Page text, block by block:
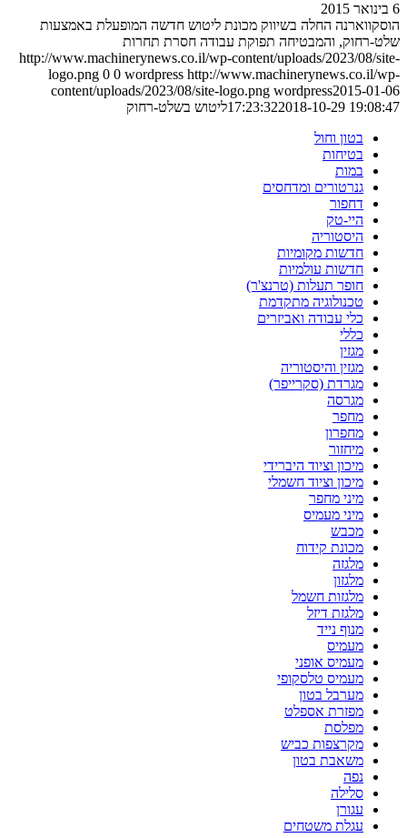
6 בינואר 2015
הוסקווארנה החלה בשיווק מכונת ליטוש חדשה המופעלת באמצעות
שלט-רחוק, והמבטיחה תפוקת עבודה חסרת תחרות
http://www.machinerynews.co.il/wp-content/uploads/2023/08/site-
logo.png 0 0 wordpress http://www.machinerynews.co.il/wp-
content/uploads/2023/08/site-logo.png wordpress2015-01-06
17:23:322018-10-29 19:08:47
ליטוש בשלט-רחוק
בטון וחול
בטיחות
במות
גנרטורים ומדחסים
דחפור
היי-טק
היסטוריה
חדשות מקומיות
חדשות עולמיות
חופר תעלות (טרנצ'ר)
טכנולוגיה מתקדמת
כלי עבודה ואביזרים
כללי
מגזין
מגזין והיסטוריה
מגרדת (סקרייפר)
מגרסה
מחפר
מחפרון
מיחזור
מיכון וציוד היברידי
מיכון וציוד חשמלי
מיני מחפר
מיני מעמיס
מכבש
מכונת קידוח
מלגזה
מלגזון
מלגזות חשמל
מלגזת דיזל
מנוף נייד
מעמיס
מעמיס אופני
מעמיס טלסקופי
מערבל בטון
מפזרת אספלט
מפלסת
מקרצפות כביש
משאבת בטון
נפה
סלילה
עגורן
עגלת משטחים